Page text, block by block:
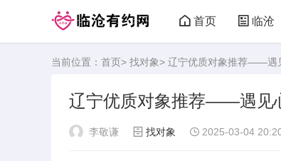
首页 临沧
临沧有约网
当前位置： 首页> 找对象> 辽宁优质对象推荐——遇
辽宁优质对象推荐——遇见
李敬谦 找对象 2025-03-04